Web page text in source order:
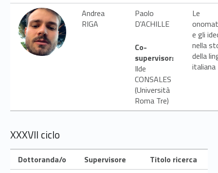
Andrea
RIGA
Paolo
D'ACHILLE
Co-
supervisor:
Ilde
CONSALES
(Università
Roma Tre)
Le
e gli
nella
della
italiana
XXXVII ciclo
Dottoranda/o Supervisore
Titolo ricerca